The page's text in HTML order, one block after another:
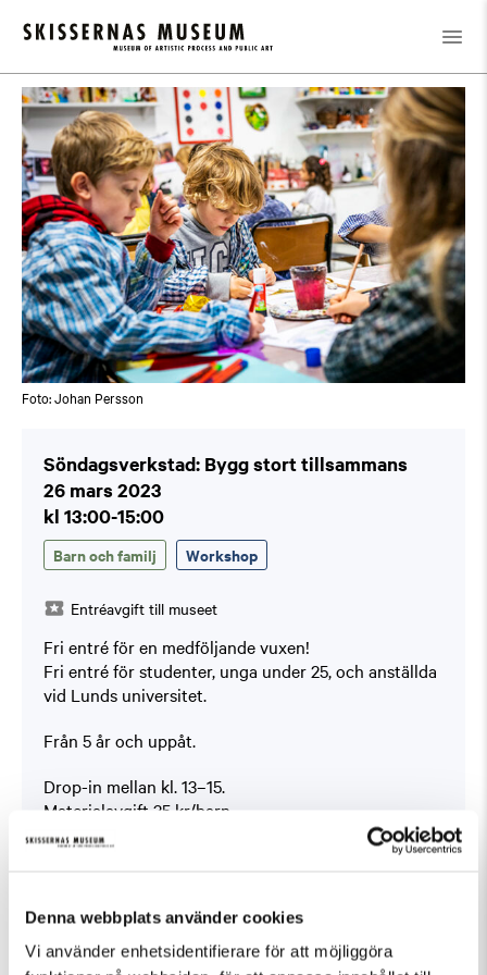
Denna webbplats använder cookies
Vi använder enhetsidentifierare för att möjliggöra
Kalender / Söndagsverkstad: Bygg stort tillsammans
Foto: Johan Persson
Söndagsverkstad: Bygg stort tillsammans
26 mars 2023
kl 13:00-15:00
Barn och familj Workshop
Entréavgift till museet
Fri entré för en medföljande vuxen!
Fri entré för studenter, unga under 25, och anställda
vid Lunds universitet.
Från 5 år och uppåt.
Drop-in mellan kl. 13–15.
Materialavgift 35 kr/barn
Tillsammans bygger vi stort
den nyöppnade utställningen om arkitekten Sigurd
Lewerentz. Efteråt gör vi plats för ett gemensamt
bygge av kartong som får växa fram på höjden och